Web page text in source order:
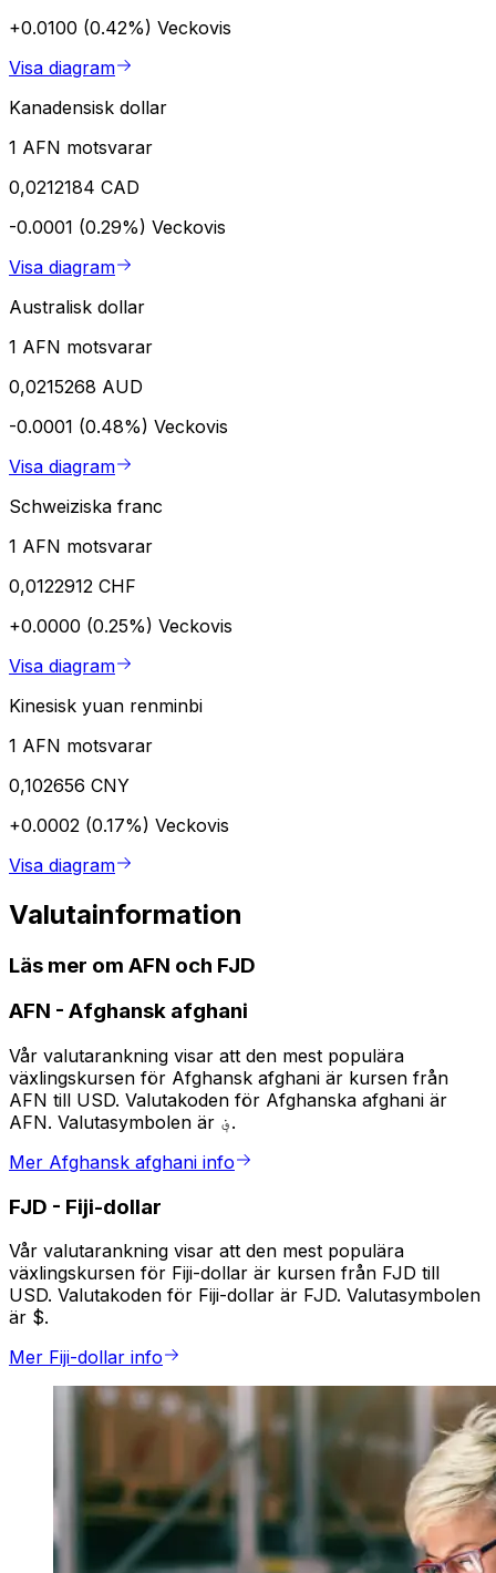
+0.0100 (0.42%) Veckovis
Visa diagram
Kanadensisk dollar
1 AFN motsvarar
0,0212184 CAD
-0.0001 (0.29%) Veckovis
Visa diagram
Australisk dollar
1 AFN motsvarar
0,0215268 AUD
-0.0001 (0.48%) Veckovis
Visa diagram
Schweiziska franc
1 AFN motsvarar
0,0122912 CHF
+0.0000 (0.25%) Veckovis
Visa diagram
Kinesisk yuan renminbi
1 AFN motsvarar
0,102656 CNY
+0.0002 (0.17%) Veckovis
Visa diagram
Valutainformation
Läs mer om AFN och FJD
AFN - Afghansk afghani
Vår valutarankning visar att den mest populära
växlingskursen för Afghansk afghani är kursen från
AFN till USD. Valutakoden för Afghanska afghani är
AFN. Valutasymbolen är ؋.
Mer Afghansk afghani info
FJD - Fiji-dollar
Vår valutarankning visar att den mest populära
växlingskursen för Fiji-dollar är kursen från FJD till
USD. Valutakoden för Fiji-dollar är FJD. Valutasymbolen
är $.
Mer Fiji-dollar info